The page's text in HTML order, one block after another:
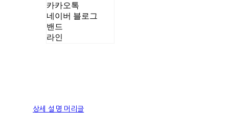
카카오톡
네이버 블로그
밴드
라인
상세 설명 머리글